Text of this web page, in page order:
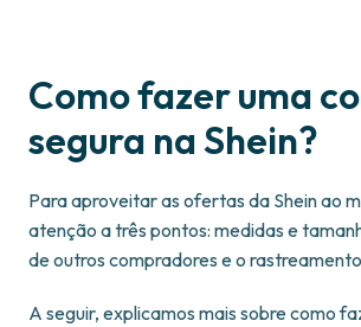
Como fazer uma
segura na Shein?
Para aproveitar as ofertas da Shein ao
atenção a três pontos: medidas e
de outros compradores e o
A seguir, explicamos mais sobre como